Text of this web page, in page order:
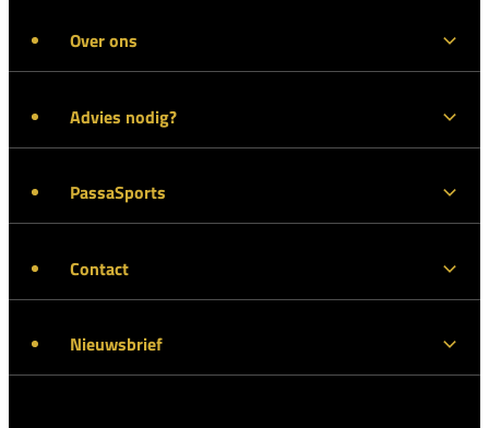
Over ons
Advies nodig?
PassaSports
Contact
Nieuwsbrief